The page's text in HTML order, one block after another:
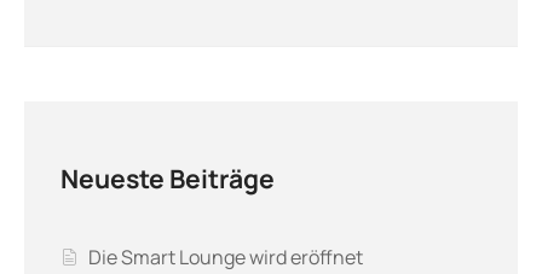
Neueste Beiträge
Die Smart Lounge wird eröffnet